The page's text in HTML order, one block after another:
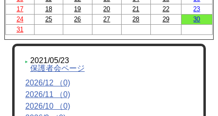
17
18 19 20 21 22
23
24
25 26 27 28 29
30
31
2021/05/23
保護者会ページ
2026/12 （0)
2026/11 （0)
2026/10 （0)